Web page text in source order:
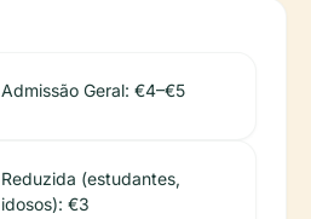
Admissão Geral: €4–€5
Reduzida (estudantes,
idosos): €3